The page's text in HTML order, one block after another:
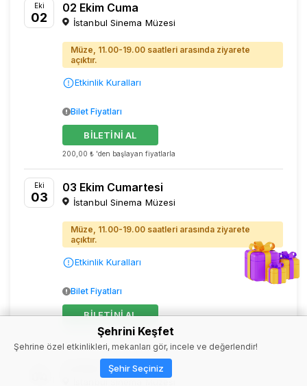
Eki
02
02 Ekim Cuma
İstanbul Sinema Müzesi
Müze, 11.00-19.00 saatleri arasında ziyarete
açıktır.
Etkinlik Kuralları
200,00 ₺ 'den başlayan fiyatlarla
BİLETİNİ AL
Bilet Fiyatları
Eki
03
03 Ekim Cumartesi
İstanbul Sinema Müzesi
Müze, 11.00-19.00 saatleri arasında ziyarete
açıktır.
Etkinlik Kuralları
200,00 ₺ 'den başlayan fiyatlarla
BİLETİNİ AL
Bilet Fiyatları
04 Ekim Pazar
Şehrini Keşfet
Şehrine özel etkinlikleri, mekanları gör, incele ve değerlendir!
Şehir Seçiniz